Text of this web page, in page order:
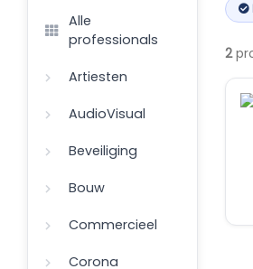
Alle
professionals
Artiesten
AudioVisual
Beveiliging
Bouw
Commercieel
Corona
2